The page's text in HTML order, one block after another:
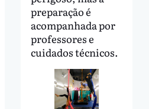
preparação é
acompanhada por
professores e
cuidados técnicos.